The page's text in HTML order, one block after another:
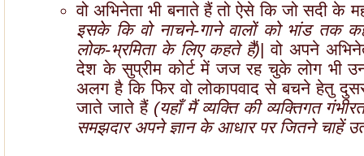
वो अभिनेता भी बनाते हैं तो ऐसे कि जो सदी के
इसके कि वो नाचने-गाने वालों को भांड तक
लोक-भ्रमिता के लिए कहते हैं)| वो अपने
देश के सुप्रीम कोर्ट में जज रह चुके लोग भी
अलग है कि फिर वो लोकापवाद से बचने हेतु
जाते जाते हैं(यहाँ मैं व्यक्ति की व्यक्तिगत
समझदार अपने ज्ञान के आधार पर जितने चाहें